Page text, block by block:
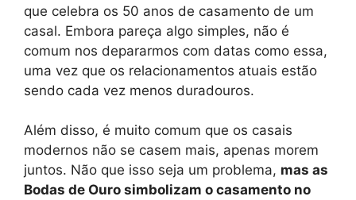
que celebra os 50 anos de casamento de um
casal. Embora pareça algo simples, não é
comum nos depararmos com datas como essa,
uma vez que os relacionamentos atuais estão
sendo cada vez menos duradouros.
Além disso, é muito comum que os casais
modernos não se casem mais, apenas morem
juntos. Não que isso seja um problema, mas as
Bodas de Ouro simbolizam o casamento no